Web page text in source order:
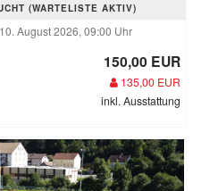
(WARTELISTE AKTIV)
August 2026, 09:00 Uhr
150,00 EUR
135,00 EUR
inkl. Ausstattung